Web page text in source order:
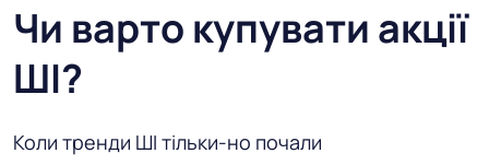
Чи варто купувати акції
ШІ?
Коли тренди ШІ тільки-но почали